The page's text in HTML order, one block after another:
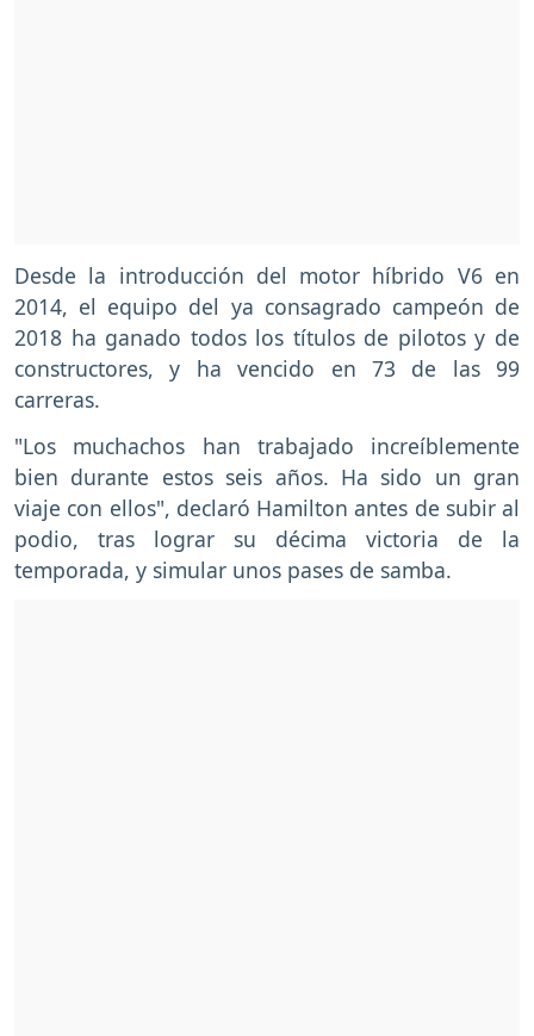
Desde la introducción del motor híbrido V6 en
2014, el equipo del ya consagrado campeón de
2018 ha ganado todos los títulos de pilotos y de
constructores, y ha vencido en 73 de las 99
carreras.
"Los muchachos han trabajado increíblemente
bien durante estos seis años. Ha sido un gran
viaje con ellos", declaró Hamilton antes de subir al
podio, tras lograr su décima victoria de la
temporada, y simular unos pases de samba.